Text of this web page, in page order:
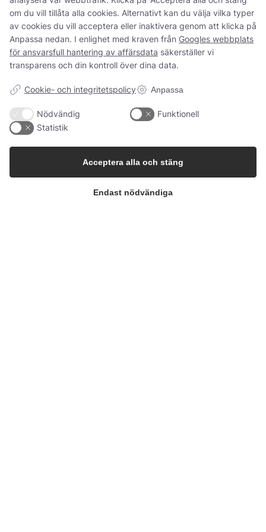
Tillsammans skapar vi
fruktbara lösningar
Kontakta oss
om du vill tillåta alla cookies. Alternativt kan du välja vilka typer
av cookies du vill acceptera eller inaktivera genom att klicka på
Anpassa nedan. I enlighet med kraven från Googles webbplats
för ansvarsfull hantering av affärsdata säkerställer vi
transparens och din kontroll över dina data.
Cookie- och integritetspolicy Anpassa
Nödvändig
Funktionell
Statistik
Endast nödvändiga
Acceptera alla och stäng